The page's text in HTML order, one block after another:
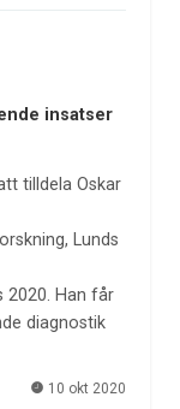
insatser
tilldela Oskar
Lunds
2020. Han får
diagnostik
10 okt 2020